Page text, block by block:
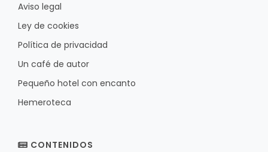
Aviso legal
Ley de cookies
Política de privacidad
Un café de autor
Pequeño hotel con encanto
Hemeroteca
CONTENIDOS